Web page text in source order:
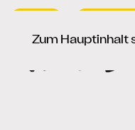
Zum Hauptinhalt
Sprache auswählen
de en